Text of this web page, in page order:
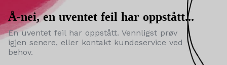
Å-nei, en uventet feil har oppstått...
En uventet feil har oppstått. Vennligst prøv
igjen senere, eller kontakt kundeservice ved
behov.